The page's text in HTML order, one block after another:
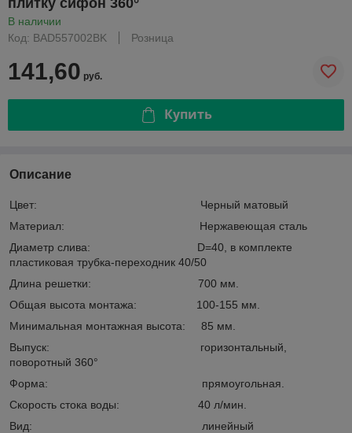
В наличии
Код: BAD557002BK
Розница
141,60 руб.
Купить
Описание
Цвет: Черный матовый
Материал: Нержавеющая сталь
Диаметр слива: D=40, в комплекте
пластиковая трубка-переходник 40/50
Длина решетки: 700 мм.
Общая высота монтажа: 100-155 мм.
Минимальная монтажная высота: 85 мм.
Выпуск: горизонтальный,
поворотный 360°
Форма: прямоугольная.
Скорость стока воды: 40 л/мин.
Вид: линейный